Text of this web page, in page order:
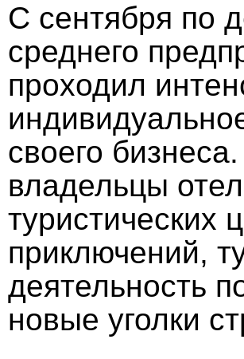
С сентября по
среднего
проходил
своего
владельцы
туристических
приключений,
деятельность
новые уголки